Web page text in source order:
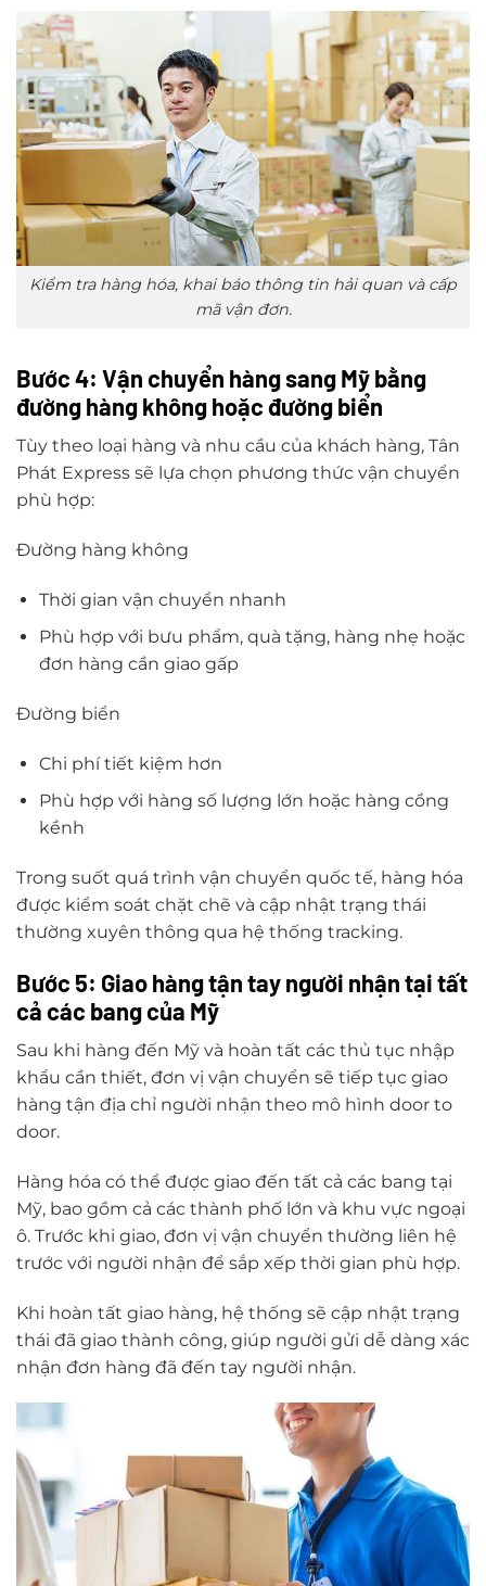
Kiểm tra hàng hóa, khai báo thông tin hải quan và cấp
mã vận đơn.
Bước 4: Vận chuyển hàng sang Mỹ bằng
đường hàng không hoặc đường biển
Tùy theo loại hàng và nhu cầu của khách hàng, Tân
Phát Express sẽ lựa chọn phương thức vận chuyển
phù hợp:
Đường hàng không
Thời gian vận chuyển nhanh
Phù hợp với bưu phẩm, quà tặng, hàng nhẹ hoặc
đơn hàng cần giao gấp
Đường biển
Chi phí tiết kiệm hơn
Phù hợp với hàng số lượng lớn hoặc hàng cồng
kềnh
Trong suốt quá trình vận chuyển quốc tế, hàng hóa
được kiểm soát chặt chẽ và cập nhật trạng thái
thường xuyên thông qua hệ thống tracking.
Bước 5: Giao hàng tận tay người nhận tại tất
cả các bang của Mỹ
Sau khi hàng đến Mỹ và hoàn tất các thủ tục nhập
khẩu cần thiết, đơn vị vận chuyển sẽ tiếp tục giao
hàng tận địa chỉ người nhận theo mô hình door to
door.
Hàng hóa có thể được giao đến tất cả các bang tại
Mỹ, bao gồm cả các thành phố lớn và khu vực ngoại
ô. Trước khi giao, đơn vị vận chuyển thường liên hệ
trước với người nhận để sắp xếp thời gian phù hợp.
Khi hoàn tất giao hàng, hệ thống sẽ cập nhật trạng
thái đã giao thành công, giúp người gửi dễ dàng xác
nhận đơn hàng đã đến tay người nhận.